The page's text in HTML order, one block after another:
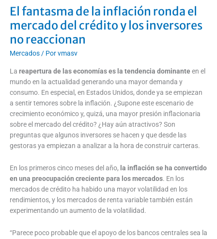
El fantasma de la inflación ronda el
mercado del crédito y los inversores
no reaccionan
Mercados / Porvmasv
La reapertura de las economías es la tendencia dominanteen el
mundo en la actualidad generando una mayor demanda y
consumo. En especial, en Estados Unidos, donde ya se empiezan
a sentir temores sobre la inflación. ¿Supone este escenario de
crecimiento económico y, quizá, una mayor presión inflacionaria
sobre el mercado del crédito? ¿Hay aún atractivos? Son
preguntas que algunos inversores se hacen y que desde las
gestoras ya empiezan a analizar a la hora de construir carteras.
En los primeros cinco meses del año, la inflación se ha convertido
en una preocupación creciente para los mercados. En los
mercados de crédito ha habido una mayor volatilidad en los
rendimientos, y los mercados de renta variable también están
experimentando un aumento de la volatilidad.
“Parece poco probable que el apoyo de los bancos centrales sea la
no
reaccionan